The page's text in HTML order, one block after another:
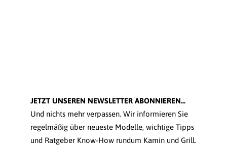
JETZT UNSEREN NEWSLETTER ABONNIEREN...
Und nichts mehr verpassen. Wir informieren Sie
regelmäßig über neueste Modelle, wichtige Tipps
und Ratgeber Know-How rundum Kamin und Grill.